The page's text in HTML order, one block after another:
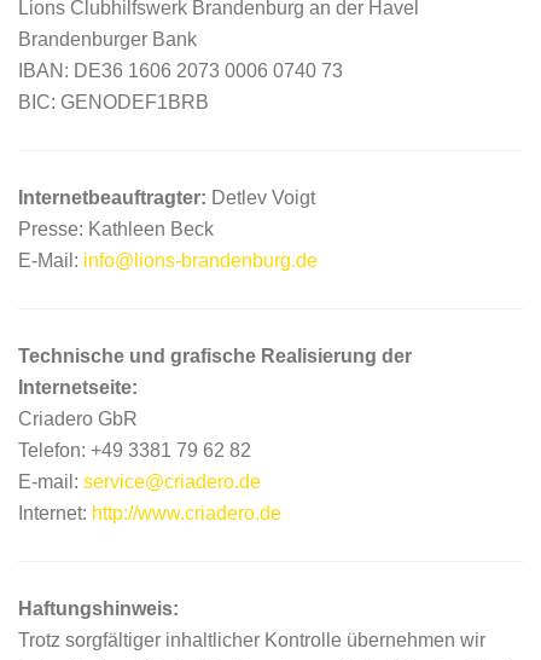
Lions Clubhilfswerk Brandenburg an der Havel
Brandenburger Bank
IBAN: DE36 1606 2073 0006 0740 73
BIC: GENODEF1BRB
Internetbeauftragter: Detlev Voigt
Presse: Kathleen Beck
E-Mail: info@lions-brandenburg.de
Technische und grafische Realisierung der
Internetseite:
Criadero GbR
Telefon: +49 3381 79 62 82
E-mail: service@criadero.de
Internet: http://www.criadero.de
Haftungshinweis:
Trotz sorgfältiger inhaltlicher Kontrolle übernehmen wir